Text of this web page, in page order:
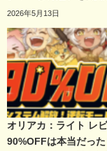
2026年5月13日
オリアカ：ライト レ
90%OFFは本当だった